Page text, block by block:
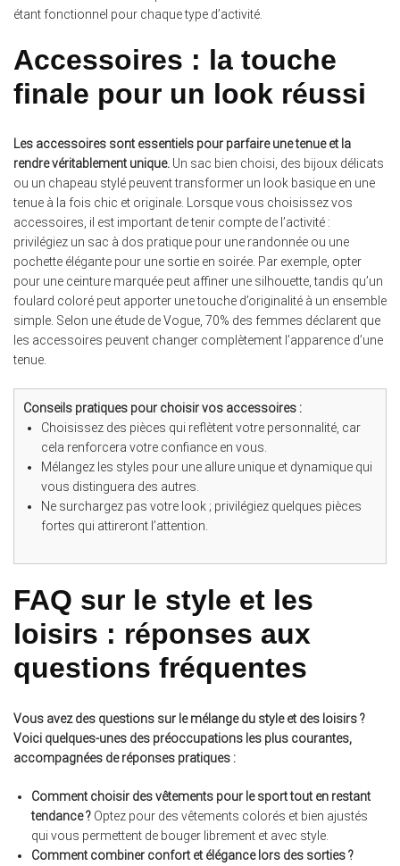
étant fonctionnel pour chaque type d’activité.
Accessoires : la touche
finale pour un look réussi
Les accessoires sont essentiels pour parfaire une tenue et la
rendre véritablement unique. Un sac bien choisi, des bijoux délicats
ou un chapeau stylé peuvent transformer un look basique en une
tenue à la fois chic et originale. Lorsque vous choisissez vos
accessoires, il est important de tenir compte de l’activité :
privilégiez un sac à dos pratique pour une randonnée ou une
pochette élégante pour une sortie en soirée. Par exemple, opter
pour une ceinture marquée peut affiner une silhouette, tandis qu’un
foulard coloré peut apporter une touche d’originalité à un ensemble
simple. Selon une étude de Vogue, 70% des femmes déclarent que
les accessoires peuvent changer complètement l’apparence d’une
tenue.
Conseils pratiques pour choisir vos accessoires :
Choisissez des pièces qui reflètent votre personnalité, car
cela renforcera votre confiance en vous.
Mélangez les styles pour une allure unique et dynamique qui
vous distinguera des autres.
Ne surchargez pas votre look ; privilégiez quelques pièces
fortes qui attireront l’attention.
FAQ sur le style et les
loisirs : réponses aux
questions fréquentes
Vous avez des questions sur le mélange du style et des loisirs ?
Voici quelques-unes des préoccupations les plus courantes,
accompagnées de réponses pratiques :
Comment choisir des vêtements pour le sport tout en restant
tendance ? Optez pour des vêtements colorés et bien ajustés
qui vous permettent de bouger librement et avec style.
Comment combiner confort et élégance lors des sorties ?